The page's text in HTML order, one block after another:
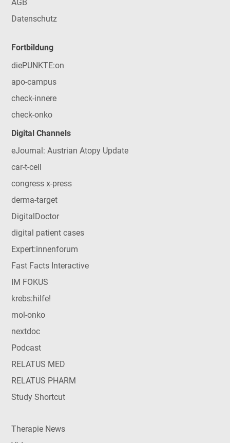
AGB
Datenschutz
Fortbildung
diePUNKTE:on
apo-campus
check-innere
check-onko
Digital Channels
eJournal: Austrian Atopy Update
car-t-cell
congress x-press
derma-target
DigitalDoctor
digital patient cases
Expert:innenforum
Fast Facts Interactive
IM FOKUS
krebs:hilfe!
mol-onko
nextdoc
Podcast
RELATUS MED
RELATUS PHARM
Study Shortcut
Therapie News